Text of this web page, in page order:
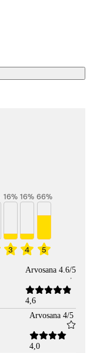
3
16%
4
16%
5
66%
Arvosana 4.6/5
4,6
Arvosana 4/5
4,0